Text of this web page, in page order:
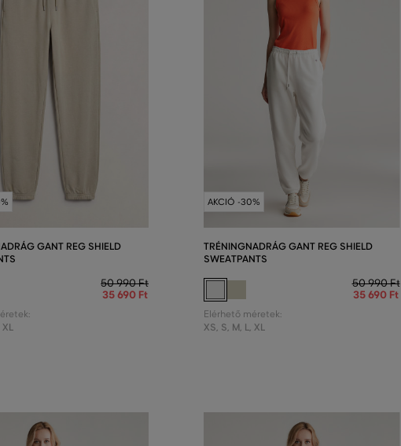
GANT REG SHIELD
50 990 Ft
35 690 Ft
XL
AKCIÓ -30%
TRÉNINGNADRÁG GANT REG SHIELD
SWEATPANTS
50 990 Ft
35 690 Ft
Elérhető méretek:
XS, S, M, L, XL